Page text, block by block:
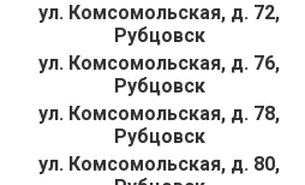
ул. Комсомольская, д. 72,
Рубцовск
ул. Комсомольская, д. 76,
Рубцовск
ул. Комсомольская, д. 78,
Рубцовск
ул. Комсомольская, д. 80,